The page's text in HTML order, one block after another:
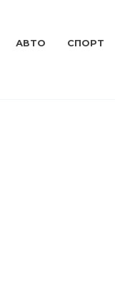
АВТО СПОРТ